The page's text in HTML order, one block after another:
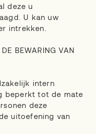
deze u
U kan uw
intrekken.
BEWARING VAN
intern
beperkt tot de mate
deze
uitoefening van